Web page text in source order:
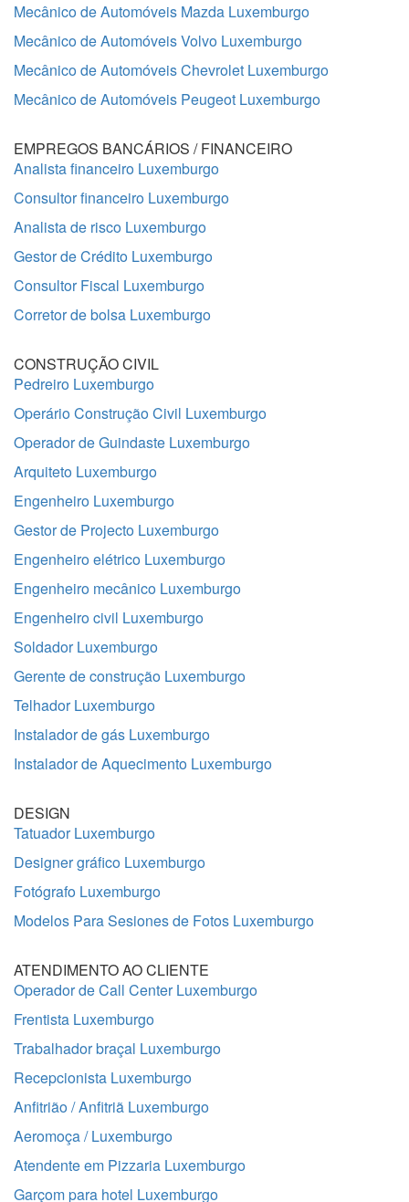
Mecânico de Automóveis Mazda Luxemburgo
Mecânico de Automóveis Volvo Luxemburgo
Mecânico de Automóveis Chevrolet Luxemburgo
Mecânico de Automóveis Peugeot Luxemburgo
EMPREGOS BANCÁRIOS / FINANCEIRO
Analista financeiro Luxemburgo
Consultor financeiro Luxemburgo
Analista de risco Luxemburgo
Gestor de Crédito Luxemburgo
Consultor Fiscal Luxemburgo
Corretor de bolsa Luxemburgo
CONSTRUÇÃO CIVIL
Pedreiro Luxemburgo
Operário Construção Civil Luxemburgo
Operador de Guindaste Luxemburgo
Arquiteto Luxemburgo
Engenheiro Luxemburgo
Gestor de Projecto Luxemburgo
Engenheiro elétrico Luxemburgo
Engenheiro mecânico Luxemburgo
Engenheiro civil Luxemburgo
Soldador Luxemburgo
Gerente de construção Luxemburgo
Telhador Luxemburgo
Instalador de gás Luxemburgo
Instalador de Aquecimento Luxemburgo
DESIGN
Tatuador Luxemburgo
Designer gráfico Luxemburgo
Fotógrafo Luxemburgo
Modelos Para Sesiones de Fotos Luxemburgo
ATENDIMENTO AO CLIENTE
Operador de Call Center Luxemburgo
Frentista Luxemburgo
Trabalhador braçal Luxemburgo
Recepcionista Luxemburgo
Anfitrião / Anfitriã Luxemburgo
Aeromoça / Luxemburgo
Atendente em Pizzaria Luxemburgo
Garçom para hotel Luxemburgo